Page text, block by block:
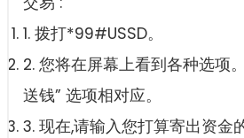
1. 拨打*99#USSD。
2. 您将在屏幕上看到各种选项
送钱” 选项相对应。
3. 现在,请输入您打算寄出资金